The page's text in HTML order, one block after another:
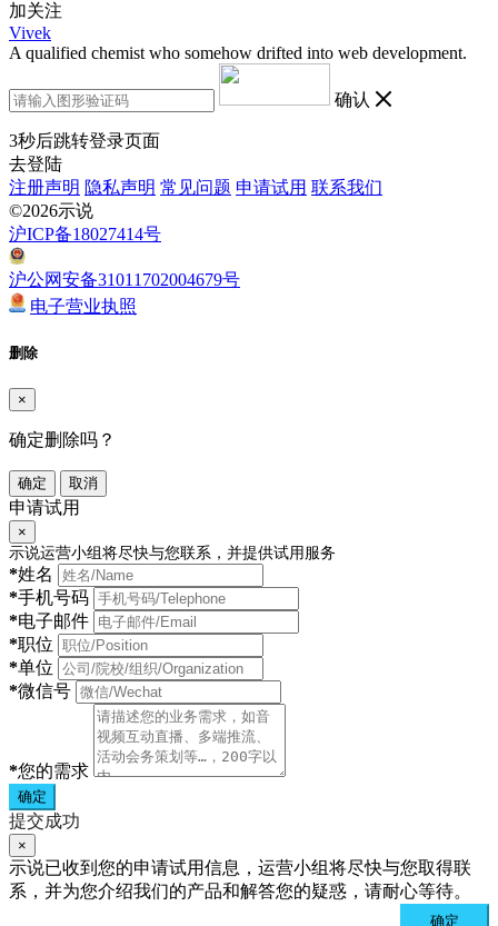
加关注
Vivek
A qualified chemist who somehow drifted into web development.
确认
3秒后跳转登录页面
去登陆
注册声明 隐私声明 常见问题 申请试用 联系我们
©2026示说
沪ICP备18027414号
沪公网安备31011702004679号
电子营业执照
删除
×
确定删除吗？
确定 取消
申请试用
×
示说运营小组将尽快与您联系，并提供试用服务
*姓名
*手机号码
*电子邮件
*职位
*单位
*微信号
*您的需求
确定
提交成功
×
示说已收到您的申请试用信息，运营小组将尽快与您取得联
系，并为您介绍我们的产品和解答您的疑惑，请耐心等待。
确定